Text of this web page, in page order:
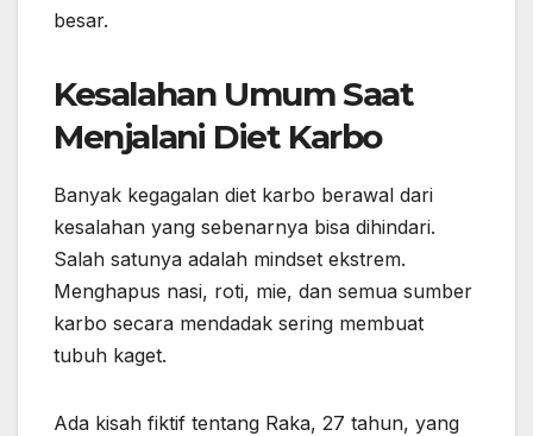
besar.
Kesalahan Umum Saat
Menjalani Diet Karbo
Banyak kegagalan diet karbo berawal dari
kesalahan yang sebenarnya bisa dihindari.
Salah satunya adalah mindset ekstrem.
Menghapus nasi, roti, mie, dan semua sumber
karbo secara mendadak sering membuat
tubuh kaget.
Ada kisah fiktif tentang Raka, 27 tahun, yang